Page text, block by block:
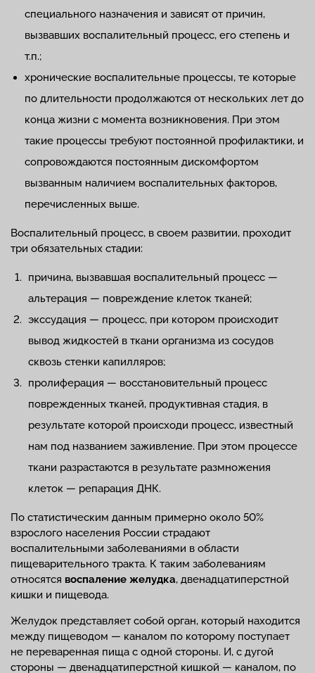
специального назначения и зависят от причин,
вызвавших воспалительный процесс, его степень и
т.п.;
хронические воспалительные процессы, те которые
по длительности продолжаются от нескольких лет до
конца жизни с момента возникновения. При этом
такие процессы требуют постоянной профилактики, и
сопровождаются постоянным дискомфортом
вызванным наличием воспалительных факторов,
перечисленных выше.
Воспалительный процесс, в своем развитии, проходит
три обязательных стадии:
причина, вызвавшая воспалительный процесс —
альтерация — повреждение клеток тканей;
экссудация — процесс, при котором происходит
вывод жидкостей в ткани организма из сосудов
сквозь стенки капилляров;
пролиферация — восстановительный процесс
поврежденных тканей, продуктивная стадия, в
результате которой происходи процесс, известный
нам под названием заживление. При этом процессе
ткани разрастаются в результате размножения
клеток — репарация ДНК.
По статистическим данным примерно около 50%
взрослого населения России страдают
воспалительными заболеваниями в области
пищеварительного тракта. К таким заболеваниям
относятся воспаление желудка, двенадцатиперстной
кишки и пищевода.
Желудок представляет собой орган, который находится
между пищеводом — каналом по которому поступает
не переваренная пища с одной стороны. И, с дугой
стороны — двенадцатиперстной кишкой — каналом, по